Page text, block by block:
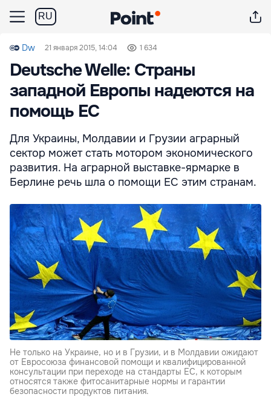
RU
Dw 21 января 2015, 14:04 1 634
Deutsche Welle: Страны
западной Европы надеются на
помощь ЕС
Для Украины, Молдавии и Грузии аграрный
сектор может стать мотором экономического
развития. На аграрной выставке-ярмарке в
Берлине речь шла о помощи ЕС этим странам.
Не только на Украине, но и в Грузии, и в Молдавии ожидают
от Евросоюза финансовой помощи и квалифицированной
консультации при переходе на стандарты ЕС, к которым
относятся также фитосанитарные нормы и гарантии
безопасности продуктов питания.